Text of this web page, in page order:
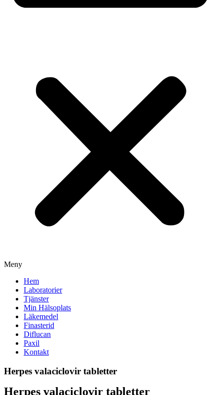
Meny
Hem
Laboratorier
Tjänster
Min Hälsoplats
Läkemedel
Finasterid
Diflucan
Paxil
Kontakt
Herpes valaciclovir tabletter
Herpes valaciclovir tabletter